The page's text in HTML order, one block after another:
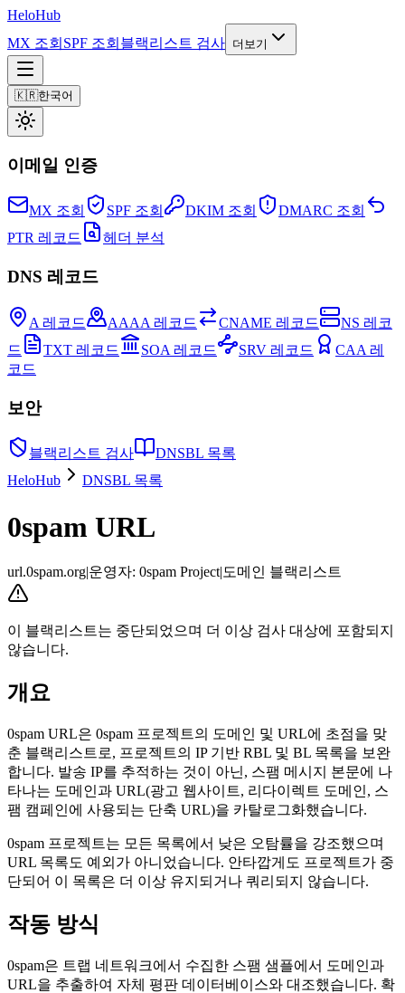
HeloHub
MX 조회 SPF 조회 블랙리스트 검사 더보기
🇰🇷한국어
이메일 인증
MX 조회 SPF 조회 DKIM 조회
DMARC 조회
PTR 레코드
헤더 분석
DNS 레코드
A 레코드 AAAA 레코드 CNAME 레코드
NS 레코
드
TXT 레코드 SOA 레코드 SRV 레코드
CAA 레
코드
보안
블랙리스트 검사
DNSBL 목록
HeloHub
DNSBL 목록
0spam URL
url.0spam.org|운영자: 0spam Project| 도메인 블랙리스트
이 블랙리스트는 중단되었으며 더 이상 검사 대상에 포함되지
않습니다.
개요
0spam URL은 0spam 프로젝트의 도메인 및 URL에 초점을 맞
춘 블랙리스트로, 프로젝트의 IP 기반 RBL 및 BL 목록을 보완
합니다. 발송 IP를 추적하는 것이 아닌, 스팸 메시지 본문에 나
타나는 도메인과 URL(광고 웹사이트, 리다이렉트 도메인, 스
팸 캠페인에 사용되는 단축 URL)을 카탈로그화했습니다.
0spam 프로젝트는 모든 목록에서 낮은 오탐률을 강조했으며
URL 목록도 예외가 아니었습니다. 안타깝게도 프로젝트가 중
단되어 이 목록은 더 이상 유지되거나 쿼리되지 않습니다.
작동 방식
0spam은 트랩 네트워크에서 수집한 스팸 샘플에서 도메인과
URL을 추출하여 자체 평판 데이터베이스와 대조했습니다. 확